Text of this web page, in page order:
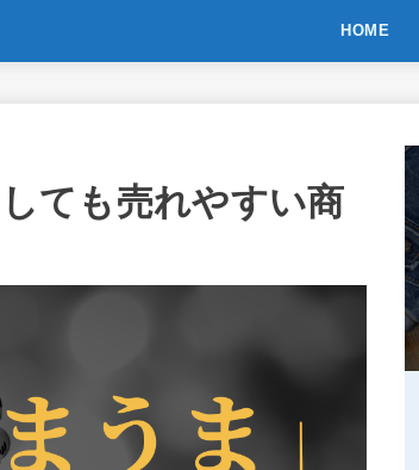
HOME
ても売れやすい商